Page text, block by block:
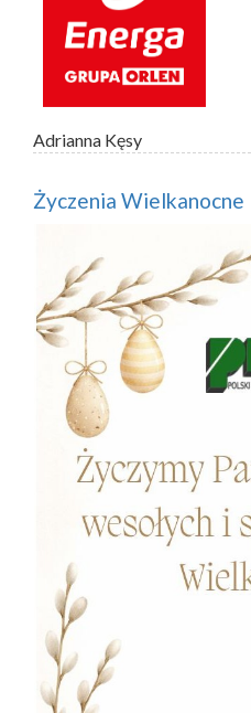
Adrianna Kęsy
Życzenia Wielkanocne